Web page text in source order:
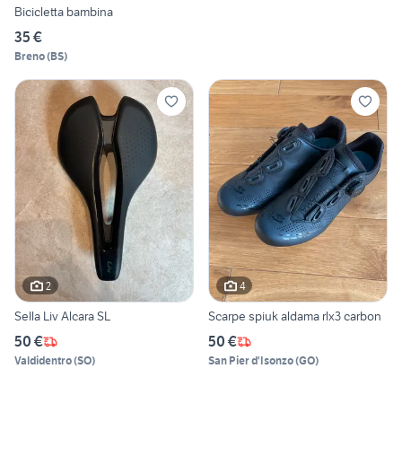
Bicicletta bambina
35 €
Breno(BS)
2
Sella Liv Alcara SL
50 €
Valdidentro(SO)
4
Scarpe spiuk aldama rlx3 carbon
50 €
San Pier d'Isonzo(GO)